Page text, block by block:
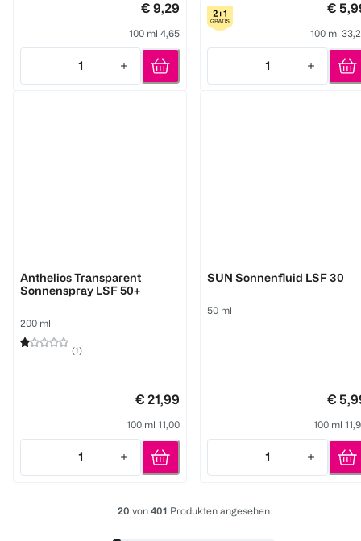
€ 9,29
100 ml 4,65
1
Quantity: 1
€
100 ml
1
Quantity: 1
Anthelios Transparent
Sonnenspray LSF 50+
200 ml
(1)
€ 21,99
100 ml 11,00
1
Quantity: 1
SUN Sonnenfluid LSF 30
50 ml
€
100 ml
1
Quantity: 1
20 von401 Produkten angesehen